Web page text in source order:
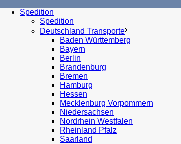
Spedition
Spedition
Deutschland Transporte
Baden Württemberg
Bayern
Berlin
Brandenburg
Bremen
Hamburg
Hessen
Mecklenburg Vorpommern
Niedersachsen
Nordrhein Westfalen
Rheinland Pfalz
Saarland